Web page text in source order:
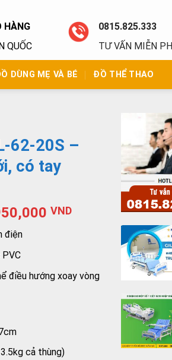
HÀNG
QUỐC
0815.825.333
TƯ VẤN MIỄN PHÍ
DÙNG MẸ VÀ BÉ ĐỒ THỂ THAO
62-20S –
có tay
VND
điện
PVC
điều hướng xoay vòng
cả thùng)